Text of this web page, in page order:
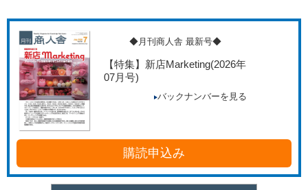
◆月刊商人舎 最新号◆
【特集】新店Marketing(2026年
07月号)
バックナンバーを見る
購読申込み